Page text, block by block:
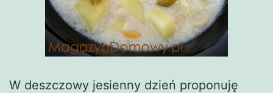
W deszczowy jesienny dzień proponuję